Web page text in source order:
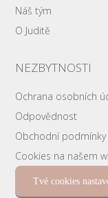
Náš tým
O Juditě
NEZBYTNOSTI
Ochrana osobních
Odpovědnost
Obchodní podmínky
Cookies na našem
Tvé cookies